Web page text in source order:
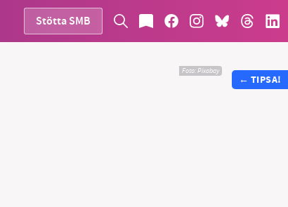
Stötta SMB
Foto:Pixabay
← TIPSA!